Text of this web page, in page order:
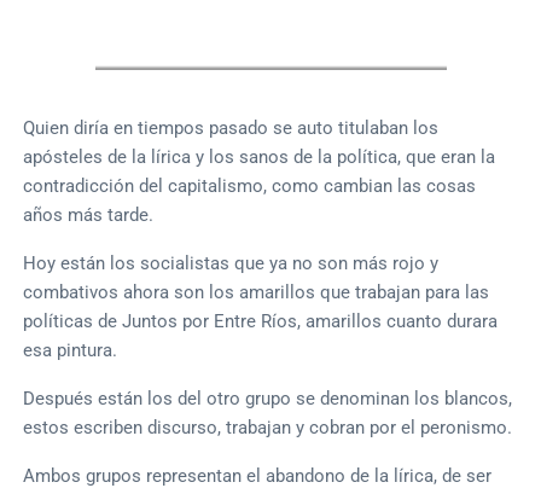
Quien diría en tiempos pasado se auto titulaban los
apósteles de la lírica y los sanos de la política, que eran la
contradicción del capitalismo, como cambian las cosas
años más tarde.
Hoy están los socialistas que ya no son más rojo y
combativos ahora son los amarillos que trabajan para las
políticas de Juntos por Entre Ríos, amarillos cuanto durara
esa pintura.
Después están los del otro grupo se denominan los blancos,
estos escriben discurso, trabajan y cobran por el peronismo.
Ambos grupos representan el abandono de la lírica, de ser